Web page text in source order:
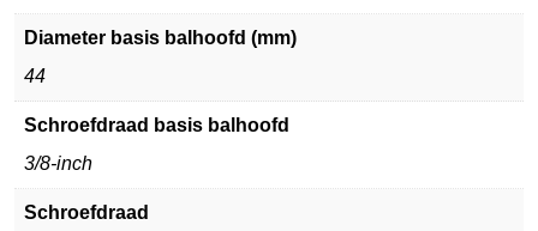
Diameter basis balhoofd (mm)
44
Schroefdraad basis balhoofd
3/8-inch
Schroefdraad